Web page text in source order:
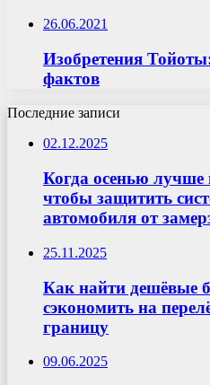
26.06.2021
Изобретения
фактов
Последние записи
02.12.2025
Когда осенью лучше
чтобы защитить
автомобиля от
25.11.2025
Как найти дешёвые
сэкономить на
границу
09.06.2025